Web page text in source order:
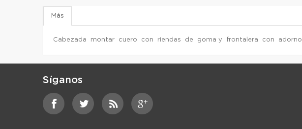
Más
Cabezada montar cuero con riendas de goma y frontalera con adorno.
Síganos